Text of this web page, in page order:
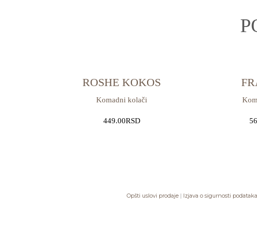
ROSHE KOKOS
Komadni kolači
449.00RSD
Opšti uslovi prodaje| Izjava o sigurnosti podataka